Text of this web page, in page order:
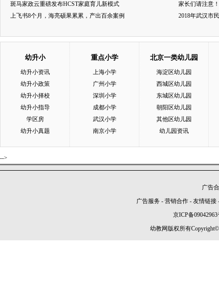
斑马家政云重磅发布HCST家庭育儿新模式
上飞书8个月，海亮硕果累累，产出百余案例
家长们请注意
2018年武汉市
幼升小
幼升小资讯
幼升小政策
幼升小择校
幼升小指导
学区房
幼升小真题
重点小学
上海小学
广州小学
深圳小学
成都小学
武汉小学
南京小学
北京一类幼儿园
海淀区幼儿园
西城区幼儿园
东城区幼儿园
朝阳区幼儿园
其他区幼儿园
幼儿园资讯
-->
广告
广告服务 - 营销合作 - 友情链接
京ICP备09042963
幼教网版权所有